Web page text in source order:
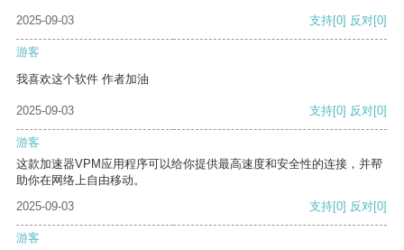
2025-09-03 支持[0] 反对[0]
游客
我喜欢这个软件 作者加油
2025-09-03 支持[0] 反对[0]
游客
这款加速器VPM应用程序可以给你提供最高速度和安全性的连接，并帮
助你在网络上自由移动。
2025-09-03
支持[0] 反对[0]
游客